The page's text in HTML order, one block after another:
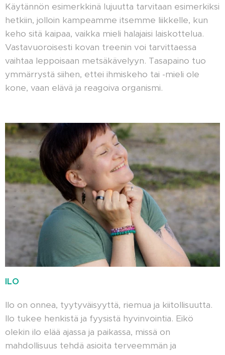
Käytännön esimerkkinä lujuutta tarvitaan esimerkiksi
hetkiin, jolloin kampeamme itsemme liikkelle, kun
keho sitä kaipaa, vaikka mieli halajaisi laiskottelua.
Vastavuoroisesti kovan treenin voi tarvittaessa
vaihtaa leppoisaan metsäkävelyyn. Tasapaino tuo
ymmärrystä siihen, ettei ihmiskeho tai -mieli ole
kone, vaan elävä ja reagoiva organismi.
ILO
Ilo on onnea, tyytyväisyyttä, riemua ja kiitollisuutta.
Ilo tukee henkistä ja fyysistä hyvinvointia. Eikö
olekin ilo elää ajassa ja paikassa, missä on
mahdollisuus tehdä asioita terveemmän ja